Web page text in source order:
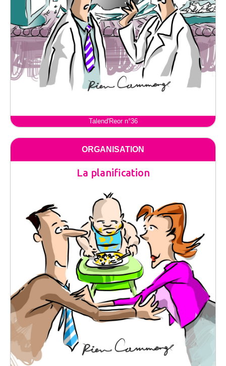
Talend'Reor n°36
ORGANISATION
La planification